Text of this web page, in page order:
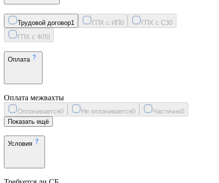
Трудовой договор1 ГПХ с ИП0 ГПХ с СЗ0
ГПХ с ФЛ 0
Оплата
Оплата межвахты
Оплачивается0 Не оплачивается0 Частично0
Показать ещё
Условия